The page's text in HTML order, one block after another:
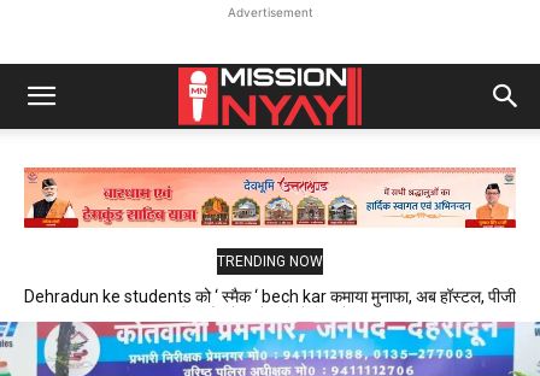
Advertisement
TRENDING NOW
Dehradun ke students को ‘ स्मैक ‘ bech kar कमाया मुनाफा, अब हॉस्टल, पीजी